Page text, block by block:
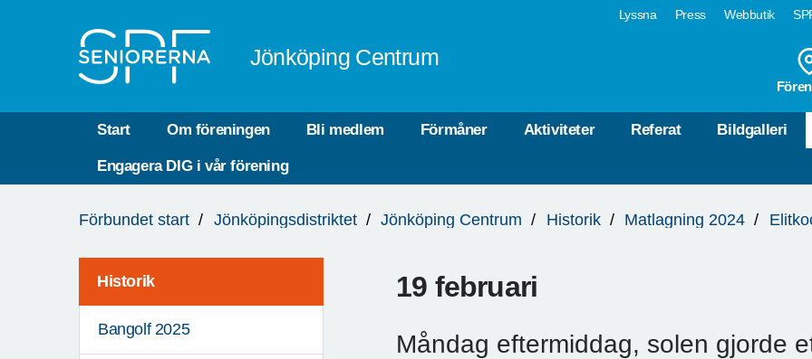
Lyssna Press Webbutik
Jönköping Centrum
Start Om föreningen Bli medlem Förmåner Aktiviteter Referat Bildgalleri
Engagera DIG i vår förening
är
Förbundet start Jönköpingsdistriktet Jönköping Centrum Historik Matlagning 2024
Historik
Bangolf 2025
19 februari
Måndag eftermiddag, solen gjorde